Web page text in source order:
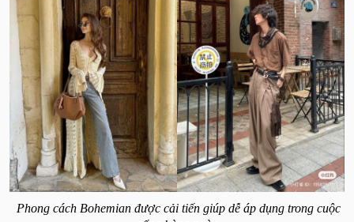
Phong cách Bohemian được cải tiến giúp dễ áp dụng trong cuộc